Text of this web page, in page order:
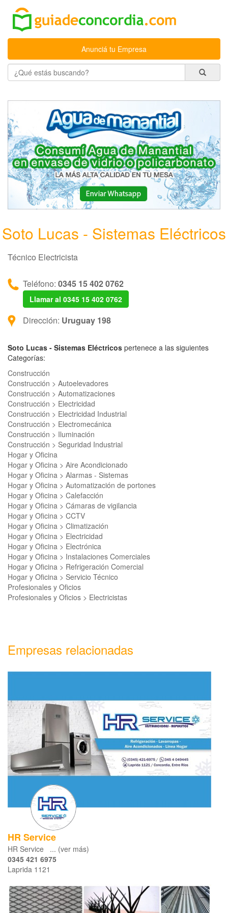
Anunciá tu Empresa
Soto Lucas - Sistemas Eléctricos
Técnico Electricista
Teléfono: 0345 15 402 0762
Llamar al 0345 15 402 0762
Dirección: Uruguay 198
Soto Lucas - Sistemas Eléctricos pertenece a las siguientes
Categorías:
Construcción
Construcción > Autoelevadores
Construcción > Automatizaciones
Construcción > Electricidad
Construcción > Electricidad Industrial
Construcción > Electromecánica
Construcción > Iluminación
Construcción > Seguridad Industrial
Hogar y Oficina
Hogar y Oficina > Aire Acondicionado
Hogar y Oficina > Alarmas - Sistemas
Hogar y Oficina > Automatización de portones
Hogar y Oficina > Calefacción
Hogar y Oficina > Cámaras de vigilancia
Hogar y Oficina > CCTV
Hogar y Oficina > Climatización
Hogar y Oficina > Electricidad
Hogar y Oficina > Electrónica
Hogar y Oficina > Instalaciones Comerciales
Hogar y Oficina > Refrigeración Comercial
Hogar y Oficina > Servicio Técnico
Profesionales y Oficios
Profesionales y Oficios > Electricistas
Empresas relacionadas
HR Service
HR Service ... (ver más)
0345 421 6975
Laprida 1121